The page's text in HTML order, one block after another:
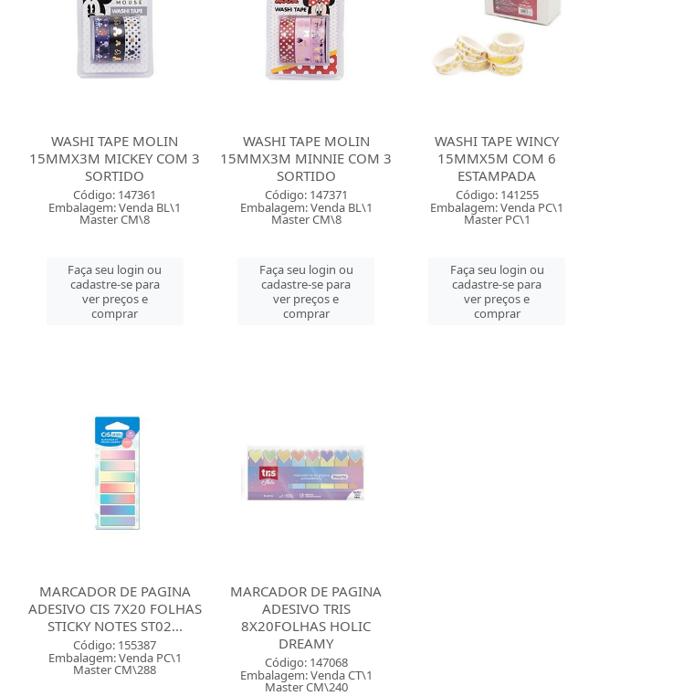
WASHI TAPE MOLIN
15MMX3M MICKEY COM 3
SORTIDO
Código: 147361
Embalagem: Venda BL\1
Master CM\8
Faça seu login ou
cadastre-se para
ver preços e
comprar
WASHI TAPE MOLIN
15MMX3M MINNIE COM 3
SORTIDO
Código: 147371
Embalagem: Venda BL\1
Master CM\8
Faça seu login ou
cadastre-se para
ver preços e
comprar
WASHI TAPE WINCY
15MMX5M COM 6
ESTAMPADA
Código: 141255
Embalagem: Venda PC\1
Master PC\1
Faça seu login ou
cadastre-se para
ver preços e
comprar
MARCADOR DE PAGINA
ADESIVO CIS 7X20 FOLHAS
STICKY NOTES ST02...
Código: 155387
Embalagem: Venda PC\1
Master CM\288
MARCADOR DE PAGINA
ADESIVO TRIS
8X20FOLHAS HOLIC
DREAMY
Código: 147068
Embalagem: Venda CT\1
Master CM\240